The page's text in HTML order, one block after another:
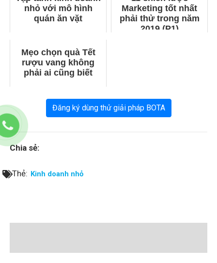
nhỏ với mô hình
quán ăn vặt
Marketing tốt nhất
phải thử trong năm
2019 (P1)
Mẹo chọn quà Tết
rượu vang không
phải ai cũng biết
Đăng ký dùng thử giải pháp BOTA
Chia sẻ:
Thẻ: Kinh doanh nhỏ